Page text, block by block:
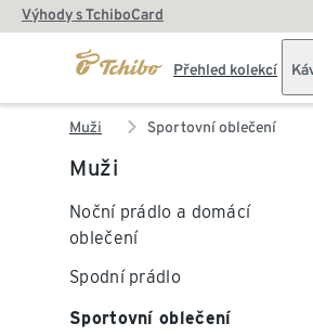
Výhody s TchiboCard
Přehled kolekcí
Muži Sportovní oblečení
Muži
Noční prádlo a domácí
oblečení
Spodní prádlo
Sportovní oblečení